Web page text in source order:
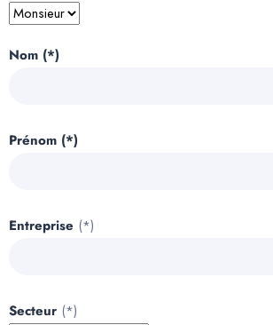
Nom (*)
Prénom (*)
Entreprise (*)
Secteur (*)